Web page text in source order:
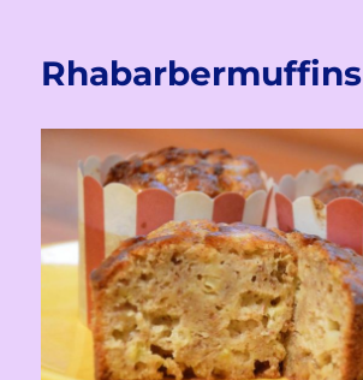
Rhabarbermuffins